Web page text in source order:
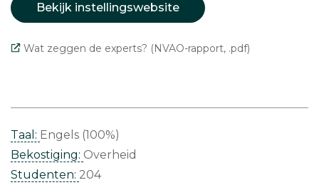
Bekijk instellingswebsite
Wat zeggen de experts? (NVAO-rapport, .pdf)
Taal: Engels (100%)
Bekostiging: Overheid
Studenten: 204